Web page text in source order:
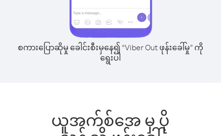
စကားပြောဆိုမှု ခေါင်းစီးမှနေ၍ “Viber Out ဖုန်းခေါ်မှု” ကို
ရွေးပါ
ယူအက်စ်အေ မှ ပို